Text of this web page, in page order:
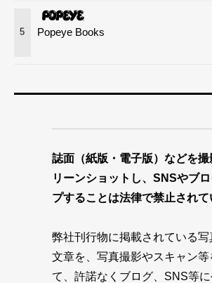
5 Popeye Books
誌面（紙版・電子版）などを撮
リーンショットし、SNSやブ
プすることは法律で禁止されて
弊社刊行物に掲載されている写
文章を、写真撮影やスキャン等
て、許諾なくブログ、SNS等に